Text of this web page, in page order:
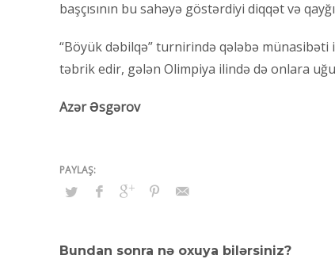
başçısının bu sahəyə göstərdiyi diqqət və
“Böyük dəbilqə” turnirində qələbə münasibəti
təbrik edir, gələn Olimpiya ilində də onlara
Azər Əsgərov
Bundan sonra nə oxuya bilərsiniz?